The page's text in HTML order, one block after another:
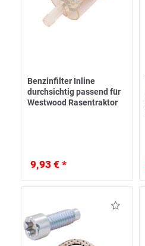
Benzinfilter Inline
durchsichtig passend für
Westwood Rasentraktor
9,93 € *